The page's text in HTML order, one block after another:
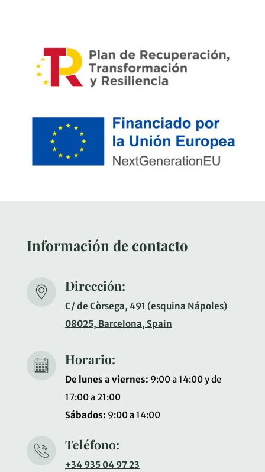
Información de contacto
Dirección:
C/ de Còrsega, 491 (esquina Nápoles)
08025, Barcelona, Spain
Horario:
De lunes a viernes: 9:00 a 14:00 y de
17:00 a 21:00
Sábados: 9:00 a 14:00
Teléfono:
+34 935 04 97 23